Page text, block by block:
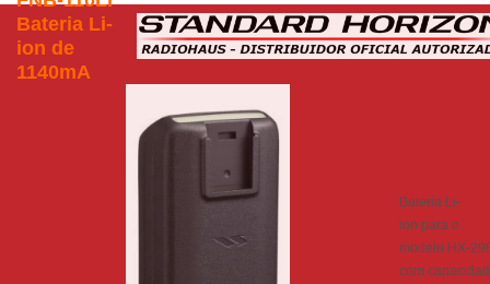
Bateria Li-
ion de
1140mA
Bateria Li-
ion para o
modelo HX-
com